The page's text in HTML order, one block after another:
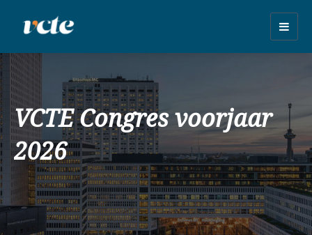
VCTE Congres voorjaar
2026